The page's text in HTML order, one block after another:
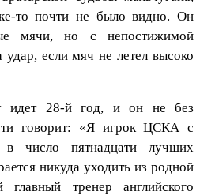
то почти не было видно. Он
мячи, но с непостижимой
удар, если мяч не летел высоко
идет 28-й год, и он не без
говорит: «Я игрок ЦСКА с
число пятнадцати лучших
никуда уходить из родной
тренер английского